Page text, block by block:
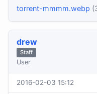
torrent-mmmm.webp
drew
Staff
User
2016-02-03 15:12